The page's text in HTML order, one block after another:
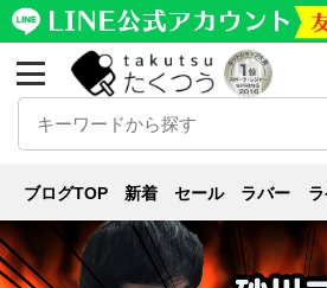
ブログTOP 新着 セール ラバー
技術・戦術
変わる！【技術記事】